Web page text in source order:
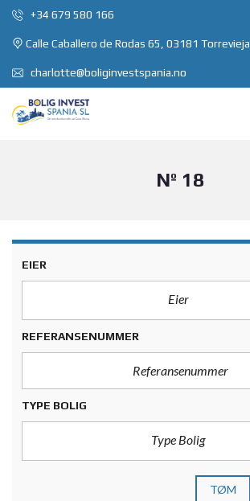
+34 679 580 166
Calle Caballero de Rodas 65, 03181 Torrevieja
charlotte@boliginvestspania.no
Nº 18
EIER
Eier
REFERANSENUMMER
TYPE BOLIG
Type Bolig
TØM